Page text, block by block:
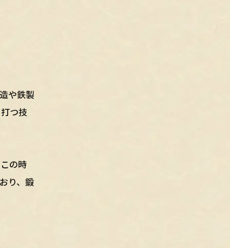
や鉄製
つ技
の時
り、鍛